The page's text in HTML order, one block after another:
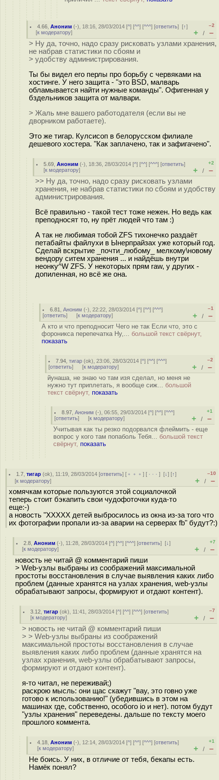
4.66 ,Аноним (-), 18:16, 28/03/2014 [^] [^^] [^^^] [ответить][↑]
[к модератору]
–2
+ / –
> Ну да, точно, надо сразу рисковать узлами хранения,
не набрав статистики по сбоям и
> удобству администрирования.
Ты бы видел его перлы про борьбу с червяками на
хостинге. У него защита - "это BSD, малварь
обламывается найти нужные команды". Офигенная у
бздельников защита от малвари.
> Жаль мне вашего работодателя (если вы не
дворником работаете).
Это же тигар. Кулсисоп в белорусском филиале
дешевого хостера. "Как заплачено, так и зафигачено".
5.69 ,Аноним (-), 18:36, 28/03/2014 [^] [^^] [^^^] [ответить]
[к модератору]
+2
+ / –
>> Ну да, точно, надо сразу рисковать узлами
хранения, не набрав статистики по сбоям и удобству
администрирования.
Всё правильно - такой тест тоже нежен. Но ведь как
преподносят то, ну прёт людей что там :)
А так не любимая тобой ZFS тихонечко раздаёт
петабайты файлухи в Ынерпрайзах уже который год.
Сделай вскрытие _почти_любому_ мелкому\новому
вендору ситем хранения ... и найдёшь внутри
неонку^W ZFS. У некоторых прям raw, у других -
допиленная, но всё же она.
6.81 ,Аноним (-), 22:22, 28/03/2014 [^] [^^] [^^^]
[ответить] [к модератору]
–1
+ / –
А кто и что преподносит Чего не так Если что, это с
фороникса перепечатка Ну,... большой текст свёрнут,
показать
7.94 ,тигар (ok), 23:06, 28/03/2014 [^] [^^] [^^^]
[ответить] [к модератору]
–2
+ / –
йунаша, не знаю чо там изя сделал, но меня не
нужно тут приплетать, я вообще сиж... большой
текст свёрнут, показать
8.97 ,Аноним (-), 06:55, 29/03/2014 [^] [^^] [^^^]
[ответить] [к модератору]
+1
+ / –
Учитывая как ты резко подорвался флеймить - еще
вопрос у кого там пoпaболь Тебя... большой текст
свёрнут, показать
1.7 ,тигар (ok), 11:19, 28/03/2014 [ответить] [ ﹢﹢﹢] [ · · ·][↓] [↑]
[к модератору]
–10
+ / –
хомячкам которые пользуются этой социалочкой
теперь стоит бэкапить свои чудофоточки куда-то
еще:-)
а новость "XXXXX детей выбросилось из окна из-за того что
их фотографии пропали из-за аварии на серверах fb" будут?:)
2.8 ,Аноним (-), 11:28, 28/03/2014 [^] [^^] [^^^] [ответить][↓]
[к модератору]
+7
+ / –
новость не читай @ комментарий пиши
> Web-узлы выбраны из соображений максимальной
простоты восстановления в случае выявления каких либо
проблем (данные хранятся на узлах хранения, web-узлы
обрабатывают запросы, формируют и отдают контент).
3.12 ,тигар (ok), 11:41, 28/03/2014 [^] [^^] [^^^] [ответить]
[к модератору]
–7
+ / –
> новость не читай @ комментарий пиши
> > Web-узлы выбраны из соображений
максимальной простоты восстановления в случае
выявления каких либо проблем (данные хранятся на
узлах хранения, web-узлы обрабатывают запросы,
формируют и отдают контент).
я-то читал, не переживай;)
раскрою мысль: они щас скажут "вау, это говно уже
готово к использованию!" (убедившись в этом на
машинах где, собственно, особого io и нет). потом будут
"узлы хранения" переведены. дальше по тексту моего
прошлого коммента.
4.18 ,Аноним (-), 12:14, 28/03/2014 [^] [^^] [^^^] [ответить]
[к модератору]
+1
+ / –
Не боись. У них, в отличие от тебя, бекапы есть.
Намёк понял?